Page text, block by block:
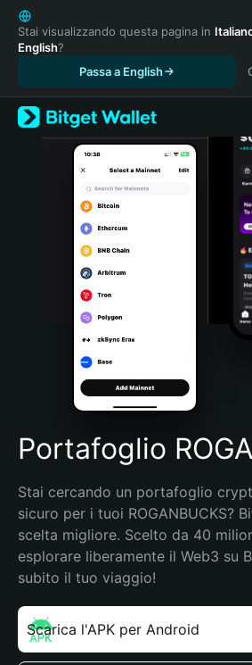
English
日本語
Tiếng Việt
Español (Latinoamérica)
Türkçe
Italiano
Português (Portugal)
Bahasa Indonesia
Português (Brasil)
Español (Argentina)
Stai visualizzando questa pagina in
English?
Passa a English
Portafoglio
Stai cercando un portafoglio
sicuro per i tuoi ROGANBUCKS?
scelta migliore. Scelto da 40
esplorare liberamente il Web3 su
subito il tuo viaggio!
Scarica l'APK per Android